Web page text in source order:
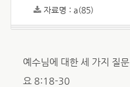
자료명 : a(85)
예수님에 대한 세 가지 질문
요 8:18-30